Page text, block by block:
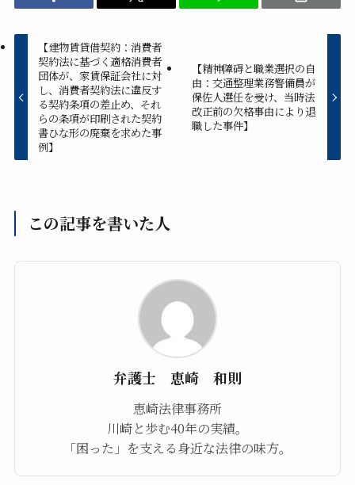
【建物賃貸借契約：消費者
契約法に基づく適格消費者
団体が、家賃保証会社に対
し、消費者契約法に違反す
る契約条項の差止め、それ
らの条項が印刷された契約
書ひな形の廃棄を求めた事
例】
【精神障碍と職業選択の自
由：交通整理業務警備員が
保佐人選任を受け、当時法
改正前の欠格事由により退
職した事件】
この記事を書いた人
弁護士 恵崎 和則
恵崎法律事務所
川崎と歩む40年の実績。
「困った」を支える身近な法律の味方。